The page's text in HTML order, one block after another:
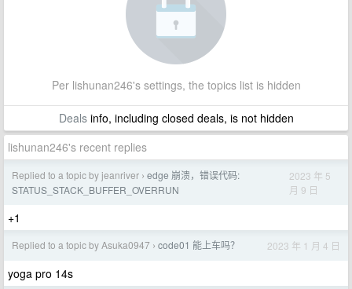
Per lishunan246's settings, the topics list is hidden
Dealsinfo, including closed deals, is not hidden
lishunan246's recent replies
Replied to a topic by jeanriver › edge 崩溃，错误代码:
STATUS_STACK_BUFFER_OVERRUN
2023 年 5
月 9 日
+1
Replied to a topic by Asuka0947 › code01 能上车吗？ 2023 年 1 月 4 日
yoga pro 14s